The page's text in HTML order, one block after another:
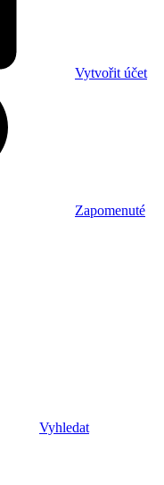
Vytvořit účet
Zapomenuté
Vyhledat